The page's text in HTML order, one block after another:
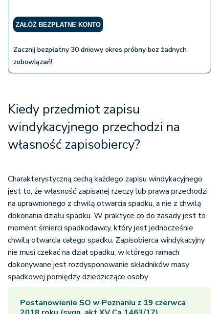
ZAŁÓŻ BEZPŁATNE KONTO
Zacznij bezpłatny 30 dniowy okres próbny bez żadnych
zobowiązań!
Kiedy przedmiot zapisu
windykacyjnego przechodzi na
własność zapisobiercy?
Charakterystyczną cechą każdego zapisu windykacyjnego
jest to, że własność zapisanej rzeczy lub prawa przechodzi
na uprawnionego z chwilą otwarcia spadku, a nie z chwilą
dokonania działu spadku. W praktyce co do zasady jest to
moment śmierci spadkodawcy, który jest jednocześnie
chwilą otwarcia całego spadku. Zapisobierca windykacyjny
nie musi czekać na dział spadku, w którego ramach
dokonywane jest rozdysponowanie składników masy
spadkowej pomiędzy dziedziczące osoby.
Postanowienie SO w Poznaniu z 19 czerwca